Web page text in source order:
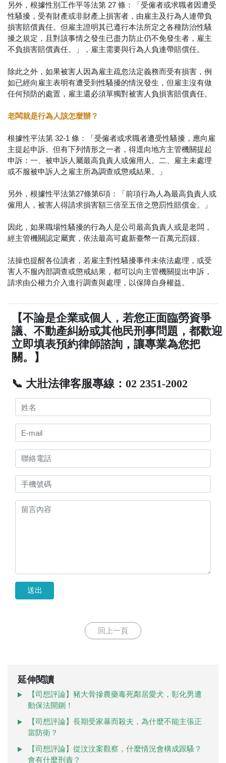
另外，根據性別工作平等法第 27 條：「受僱者或求職者因遭受
性騷擾，受有財產或非財產上損害者，由雇主及行為人連帶負
損害賠償責任。但雇主證明其已遵行本法所定之各種防治性騷
擾之規定，且對該事情之發生已盡力防止仍不免發生者，雇主
不負損害賠償責任。」，雇主需要與行為人負連帶賠償任。
除此之外，如果被害人因為雇主疏忽法定義務而受有損害，例
如已經向雇主表明有遭受到性騷擾的情況發生，但雇主沒有做
任何預防的處置，雇主還必須單獨對被害人負損害賠償責任。
老闆就是行為人該怎麼辦？
根據性平法第 32-1 條：「受僱者或求職者遭受性騷擾，應向雇
主提起申訴。但有下列情形之一者，得逕向地方主管機關提起
申訴：一、被申訴人屬最高負責人或僱用人。二、雇主未處理
或不服被申訴人之雇主所為調查或懲戒結果。」
另外，根據性平法第27條第6項：「前項行為人為最高負責人或
僱用人，被害人得請求損害額三倍至五倍之懲罰性賠償金。」
因此，如果職場性騷擾的行為人是公司最高負責人或是老闆，
經主管機關認定屬實，依法最高可處新臺幣一百萬元罰鍰。
法操也提醒各位讀者，若雇主對性騷擾事件未依法處理，或受
害人不服內部調查或懲戒結果，都可以向主管機關提出申訴，
請求由公權力介入進行調查與處理，以保障自身權益。
【不論是企業或個人，若您正面臨勞資爭
議、不動產糾紛或其他民刑事問題，都歡迎
立即填表預約律師諮詢，讓專業為您把
關。】
📞 大壯法律客服專線：02 2351-2002
送出
回上一頁
延伸閱讀
【司想評論】豬大骨摻農藥毒死鄰居愛犬，彰化男遭
動保法開鍘！
【司想評論】長期受家暴而殺夫，為什麼不能主張正
當防衛？
【司想評論】從汶汶案觀察，什麼情況會構成跟騷？
會有什麼刑責？